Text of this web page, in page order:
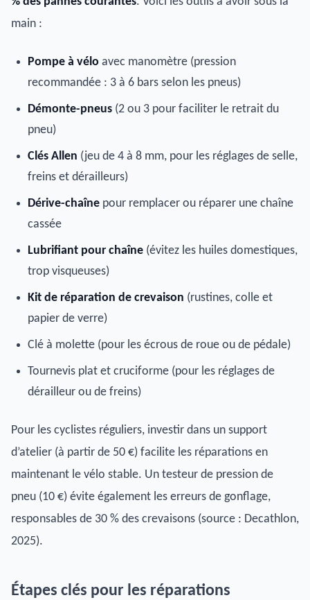
main :
Pompe à vélo avec manomètre (pression
recommandée : 3 à 6 bars selon les pneus)
Démonte-pneus (2 ou 3 pour faciliter le retrait du
pneu)
Clés Allen (jeu de 4 à 8 mm, pour les réglages de selle,
freins et dérailleurs)
Dérive-chaîne pour remplacer ou réparer une chaîne
cassée
Lubrifiant pour chaîne (évitez les huiles domestiques,
trop visqueuses)
Kit de réparation de crevaison (rustines, colle et
papier de verre)
Clé à molette (pour les écrous de roue ou de pédale)
Tournevis plat et cruciforme (pour les réglages de
dérailleur ou de freins)
Pour les cyclistes réguliers, investir dans un support
d’atelier (à partir de 50 €) facilite les réparations en
maintenant le vélo stable. Un testeur de pression de
pneu (10 €) évite également les erreurs de gonflage,
responsables de 30 % des crevaisons (source : Decathlon,
2025).
Étapes clés pour les réparations